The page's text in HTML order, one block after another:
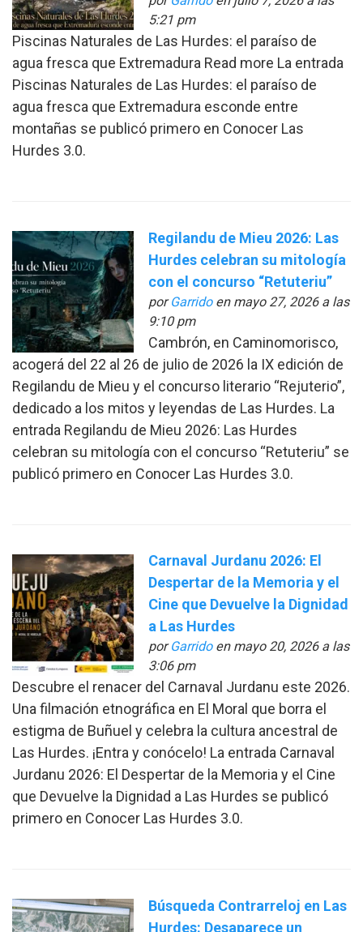
5:21 pm
Piscinas Naturales de Las Hurdes: el paraíso de
agua fresca que Extremadura Read more La entrada
Piscinas Naturales de Las Hurdes: el paraíso de
agua fresca que Extremadura esconde entre
montañas se publicó primero en Conocer Las
Hurdes 3.0.
Regilandu de Mieu 2026: Las
Hurdes celebran su mitología
con el concurso “Retuteriu”
porGarridoen mayo 27, 2026 a las
9:10 pm
Cambrón, en Caminomorisco,
acogerá del 22 al 26 de julio de 2026 la IX edición de
Regilandu de Mieu y el concurso literario “Rejuterio”,
dedicado a los mitos y leyendas de Las Hurdes. La
entrada Regilandu de Mieu 2026: Las Hurdes
celebran su mitología con el concurso “Retuteriu” se
publicó primero en Conocer Las Hurdes 3.0.
Carnaval Jurdanu 2026: El
Despertar de la Memoria y el
Cine que Devuelve la Dignidad
a Las Hurdes
porGarridoen mayo 20, 2026 a las
3:06 pm
Descubre el renacer del Carnaval Jurdanu este 2026.
Una filmación etnográfica en El Moral que borra el
estigma de Buñuel y celebra la cultura ancestral de
Las Hurdes. ¡Entra y conócelo! La entrada Carnaval
Jurdanu 2026: El Despertar de la Memoria y el Cine
que Devuelve la Dignidad a Las Hurdes se publicó
primero en Conocer Las Hurdes 3.0.
Búsqueda Contrarreloj en Las
Hurdes: Desaparece un